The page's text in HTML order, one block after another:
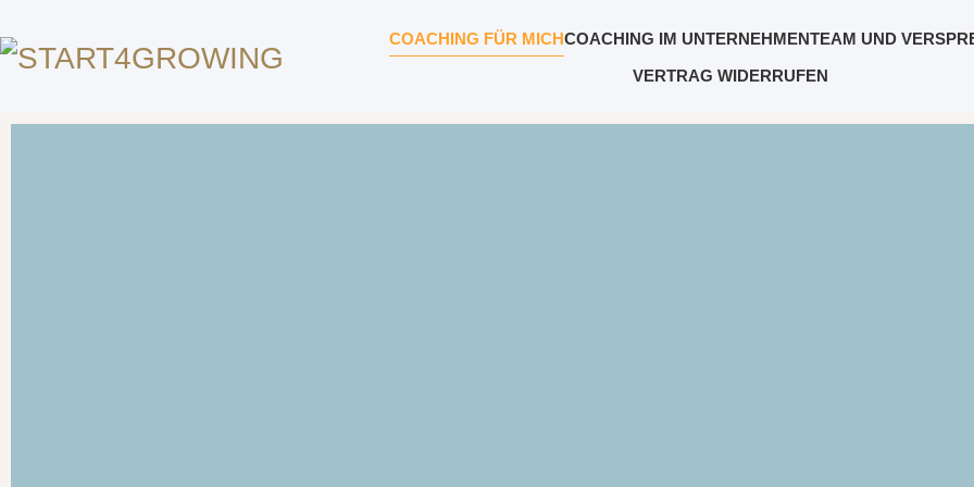
COACHING FÜR MICHCOACHING IM UNTERNEHMENTEAM UND
VERTRAG WIDERRUFEN